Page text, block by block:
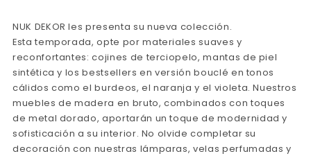
NUK DEKOR les presenta su nueva colección.
Esta temporada, opte por materiales suaves y
reconfortantes: cojines de terciopelo, mantas de piel
sintética y los bestsellers en versión bouclé en tonos
cálidos como el burdeos, el naranja y el violeta. Nuestros
muebles de madera en bruto, combinados con toques
de metal dorado, aportarán un toque de modernidad y
sofisticación a su interior. No olvide completar su
decoración con nuestras lámparas, velas perfumadas y